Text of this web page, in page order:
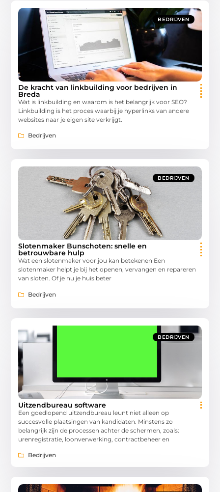
BEDRIJVEN
De kracht van linkbuilding voor bedrijven in
Breda
Wat is linkbuilding en waarom is het belangrijk voor SEO?
Linkbuilding is het proces waarbij je hyperlinks van andere
websites naar je eigen site verkrijgt.
Bedrijven
BEDRIJVEN
Slotenmaker Bunschoten: snelle en
betrouwbare hulp
Wat een slotenmaker voor jou kan betekenen Een
slotenmaker helpt je bij het openen, vervangen en repareren
van sloten. Of je nu je huis beter
Bedrijven
BEDRIJVEN
Uitzendbureau software
Een goedlopend uitzendbureau leunt niet alleen op
succesvolle plaatsingen van kandidaten. Minstens zo
belangrijk zijn de processen achter de schermen, zoals:
urenregistratie, loonverwerking, contractbeheer en
Bedrijven